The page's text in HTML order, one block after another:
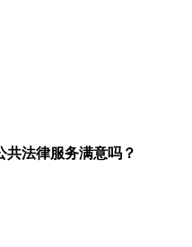
共法律服务满意吗？